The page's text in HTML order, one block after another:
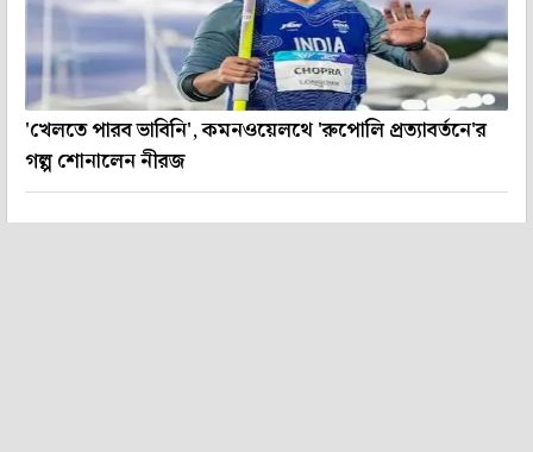
'খেলতে পারব ভাবিনি', কমনওয়েলথে 'রুপোলি প্রত্যাবর্তনে'র
গল্প শোনালেন নীরজ